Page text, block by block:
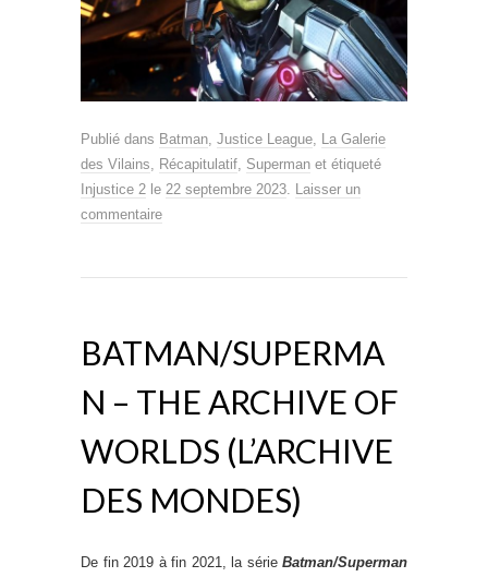
Publié dans Batman Justice League
La Galerie
des Vilains
Récapitulatif Superman et étiqueté
Injustice 2 le 22 septembre 2023
Laisser un
commentaire
BATMAN/SUPERMA
N – THE ARCHIVE OF
WORLDS (L’ARCHIVE
DES MONDES)
De fin 2019 à fin 2021, la série Batman/Superman